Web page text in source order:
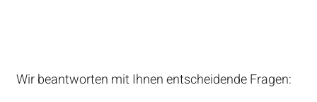
Wir beantworten mit Ihnen entscheidende Fragen: